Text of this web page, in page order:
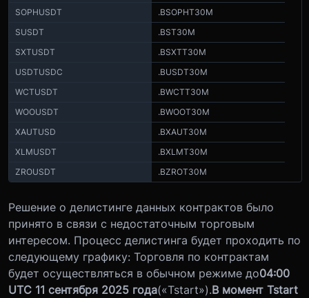
SOPHUSDT
.BSOPHT30M
SUSDT
.BST30M
SXTUSDT
.BSXTT30M
USDTUSDC
.BUSDT30M
WCTUSDT
.BWCTT30M
WOOUSDT
.BWOOT30M
XAUTUSD
.BXAUT30M
XLMUSDT
.BXLMT30M
ZROUSDT
.BZROT30M
Решение о делистинге данных контрактов было
принято в связи с недостаточным торговым
интересом. Процесс делистинга будет проходить по
следующему графику: Торговля по контрактам
будет осуществляться в обычном режиме до04:00
UTC 11 сентября 2025 года(«Tstart»).В момент Tstart